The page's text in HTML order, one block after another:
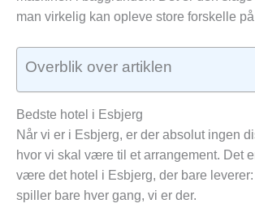
man virkelig kan opleve store forskelle
Overblik over artiklen
Bedste hotel i Esbjerg
Når vi er i Esbjerg, er der absolut ingen
hvor vi skal være til et arrangement. Det
være det hotel i Esbjerg, der bare
spiller bare hver gang, vi er der.